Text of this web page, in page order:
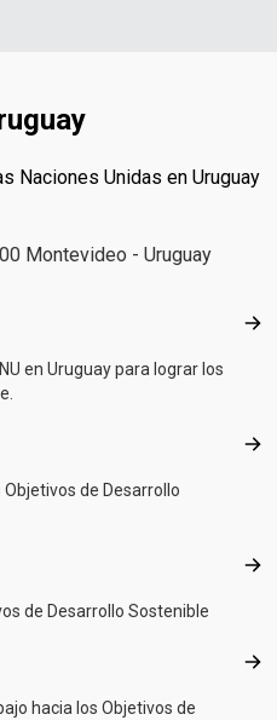
Naciones Unidas en Uruguay
Montevideo - Uruguay
en Uruguay para lograr los
de Desarrollo
de Desarrollo Sostenible
hacia los Objetivos de